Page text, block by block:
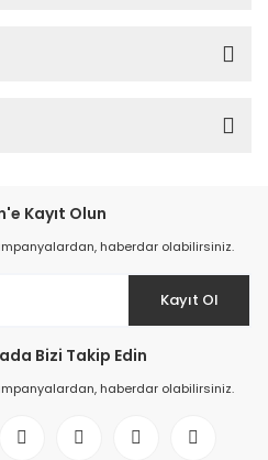
Kayıt Olun
haberdar olabilirsiniz.
Kayıt Ol
Bizi Takip Edin
haberdar olabilirsiniz.